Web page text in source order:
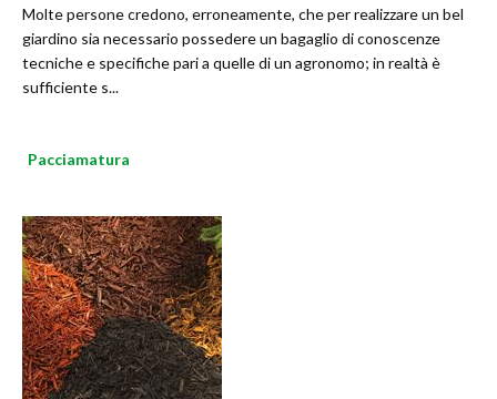
Molte persone credono, erroneamente, che per realizzare un bel
giardino sia necessario possedere un bagaglio di conoscenze
tecniche e specifiche pari a quelle di un agronomo; in realtà è
sufficiente s...
Pacciamatura